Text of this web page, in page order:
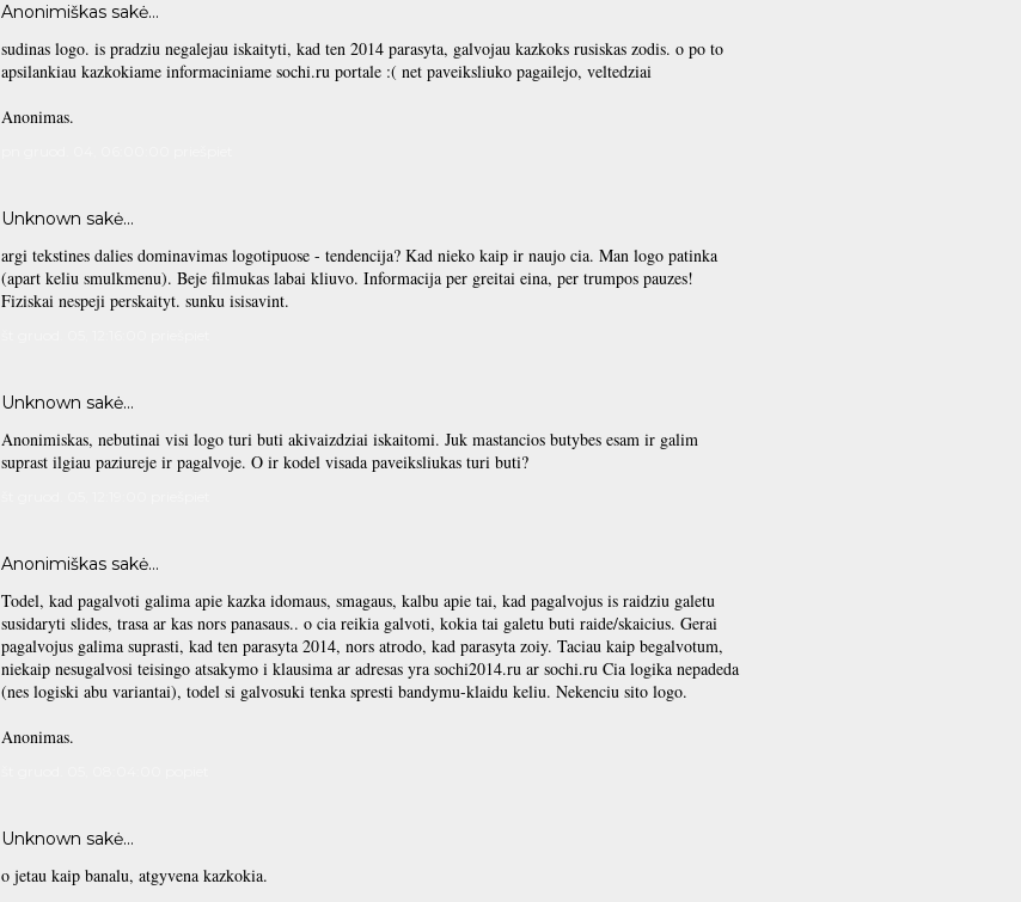
Anonimiškas sakė…
sudinas logo. is pradziu negalejau iskaityti, kad ten 2014 parasyta, galvojau kazkoks rusiskas zodis. o po to
apsilankiau kazkokiame informaciniame sochi.ru portale :( net paveiksliuko pagailejo, veltedziai
Anonimas.
Unknown sakė…
argi tekstines dalies dominavimas logotipuose - tendencija? Kad nieko kaip ir naujo cia. Man logo patinka
(apart keliu smulkmenu). Beje filmukas labai kliuvo. Informacija per greitai eina, per trumpos pauzes!
Fiziskai nespeji perskaityt. sunku isisavint.
Unknown sakė…
Anonimiskas, nebutinai visi logo turi buti akivaizdziai iskaitomi. Juk mastancios butybes esam ir galim
suprast ilgiau paziureje ir pagalvoje. O ir kodel visada paveiksliukas turi buti?
Anonimiškas sakė…
Todel, kad pagalvoti galima apie kazka idomaus, smagaus, kalbu apie tai, kad pagalvojus is raidziu galetu
susidaryti slides, trasa ar kas nors panasaus.. o cia reikia galvoti, kokia tai galetu buti raide/skaicius. Gerai
pagalvojus galima suprasti, kad ten parasyta 2014, nors atrodo, kad parasyta zoiy. Taciau kaip begalvotum,
niekaip nesugalvosi teisingo atsakymo i klausima ar adresas yra sochi2014.ru ar sochi.ru Cia logika nepadeda
(nes logiski abu variantai), todel si galvosuki tenka spresti bandymu-klaidu keliu. Nekenciu sito logo.
Anonimas.
Unknown sakė…
o jetau kaip banalu, atgyvena kazkokia.